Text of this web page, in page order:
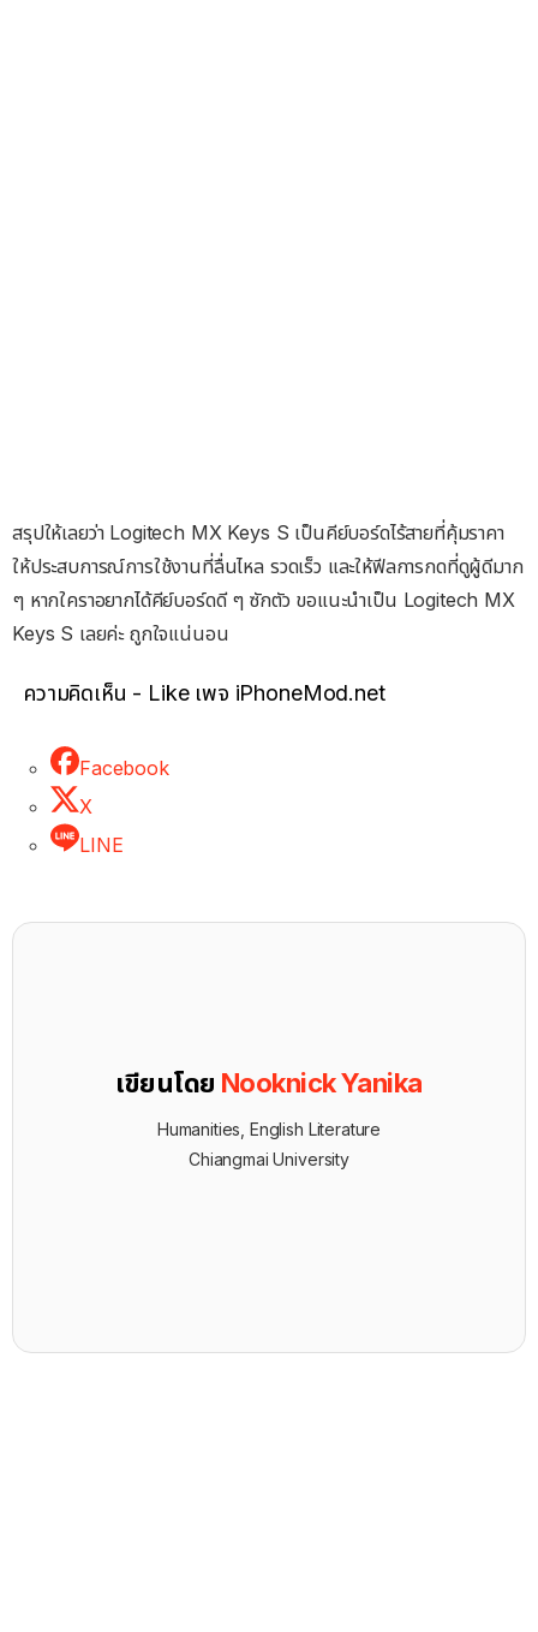
สรุปให้เลยว่า Logitech MX Keys S เป็นคีย์บอร์ดไร้สายที่คุ้มราคา
ให้ประสบการณ์การใช้งานที่ลื่นไหล รวดเร็ว และให้ฟีลการกดที่ดูผู้ดีมาก
ๆ หากใคราอยากได้คีย์บอร์ดดี ๆ ซักตัว ขอแนะนำเป็น Logitech MX
Keys S เลยค่ะ ถูกใจแน่นอน
ความคิดเห็น - Like เพจ iPhoneMod.net
Facebook
X
LINE
เขียนโดย Nooknick Yanika
Humanities, English Literature
Chiangmai University